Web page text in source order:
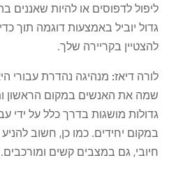
ליפול לדפוסים או להיות שאננים
גדול יוביל באמצעות דוגמה תוך
להצטיין בקריירה שלך.
לורה דיאז: מנהיגה נהדרת עבורי
שמה את האנשים במקום הראשון
גדולות מושגות בדרך כלל על ידי
במקום יחידים. כמו כן, חשוב
חיובי, גם במצבים קשים ומורכבים.